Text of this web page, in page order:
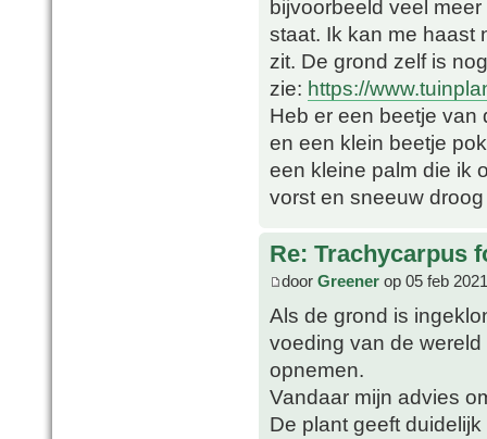
bijvoorbeeld veel
staat. Ik kan me haast
zit. De grond zelf is
zie: https://
Heb er een beetje van
en een klein beetje
een kleine palm die ik
vorst en sneeuw
Re: Trachycarpus
door Greener op 05 feb
Als de grond is
voeding van de
opnemen.
Vandaar mijn advies
De plant geeft